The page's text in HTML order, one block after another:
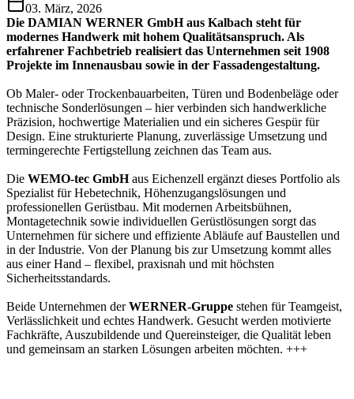
03. März, 2026
Die DAMIAN WERNER GmbH aus Kalbach steht für
modernes Handwerk mit hohem Qualitätsanspruch. Als
erfahrener Fachbetrieb realisiert das Unternehmen seit 1908
Projekte im Innenausbau sowie in der Fassadengestaltung.
Ob Maler- oder Trockenbauarbeiten, Türen und Bodenbeläge oder
technische Sonderlösungen – hier verbinden sich handwerkliche
Präzision, hochwertige Materialien und ein sicheres Gespür für
Design. Eine strukturierte Planung, zuverlässige Umsetzung und
termingerechte Fertigstellung zeichnen das Team aus.
Die WEMO-tec GmbHaus Eichenzell ergänzt dieses Portfolio als
Spezialist für Hebetechnik, Höhenzugangslösungen und
professionellen Gerüstbau. Mit modernen Arbeitsbühnen,
Montagetechnik sowie individuellen Gerüstlösungen sorgt das
Unternehmen für sichere und effiziente Abläufe auf Baustellen und
in der Industrie. Von der Planung bis zur Umsetzung kommt alles
aus einer Hand – flexibel, praxisnah und mit höchsten
Sicherheitsstandards.
Beide Unternehmen derWERNER-Gruppe stehen für Teamgeist,
Verlässlichkeit und echtes Handwerk. Gesucht werden motivierte
Fachkräfte, Auszubildende und Quereinsteiger, die Qualität leben
und gemeinsam an starken Lösungen arbeiten möchten. +++